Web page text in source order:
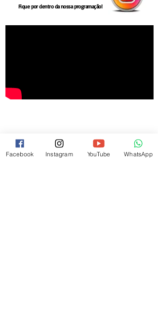
Fique por dentro da nossa programação!
Depoimentos
Facebook Instagram YouTube WhatsApp